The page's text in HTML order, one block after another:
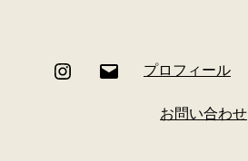
Instagram プロフィール
お問い合わせ